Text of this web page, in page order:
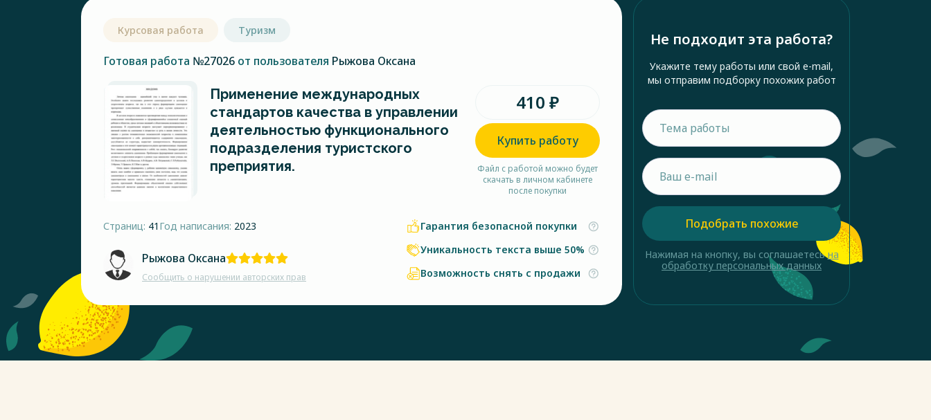
Курсовая работа Туризм
Готовая работа №27026 от пользователя Рыжова Оксана
Применение международных
стандартов качества в управлении
деятельностью функционального
подразделения туристского
преприятия.
410 ₽
Купить работу
Файл с работой можно будет
скачать в личном кабинете
после покупки
Страниц: 41 Год написания: 2023
Рыжова Оксана
Сообщить о нарушении авторских прав
Гарантия безопасной покупки
Уникальность текста выше 50%
Возможность снять с продажи
Не подходит эта работа?
Укажите тему работы или свой e-mail,
мы отправим подборку похожих работ
Подобрать похожие
Нажимая на кнопку, вы соглашаетесьна
обработку персональных данных